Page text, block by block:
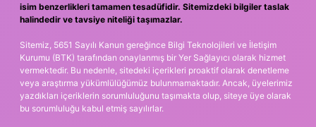
isim benzerlikleri tamamen tesadüfidir. Sitemizdeki bilgiler taslak
halindedir ve tavsiye niteliği taşımazlar.
Sitemiz, 5651 Sayılı Kanun gereğince Bilgi Teknolojileri ve İletişim
Kurumu (BTK) tarafından onaylanmış bir Yer Sağlayıcı olarak hizmet
vermektedir. Bu nedenle, sitedeki içerikleri proaktif olarak denetleme
veya araştırma yükümlülüğümüz bulunmamaktadır. Ancak, üyelerimiz
yazdıkları içeriklerin sorumluluğunu taşımakta olup, siteye üye olarak
bu sorumluluğu kabul etmiş sayılırlar.